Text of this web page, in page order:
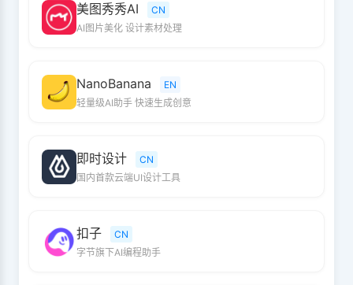
美图秀秀AI
CN
AI图片美化 设计素材处理
NanoBanana
EN
轻量级AI助手 快速生成创意
即时设计
CN
国内首款云端UI设计工具
扣子
CN
字节旗下AI编程助手